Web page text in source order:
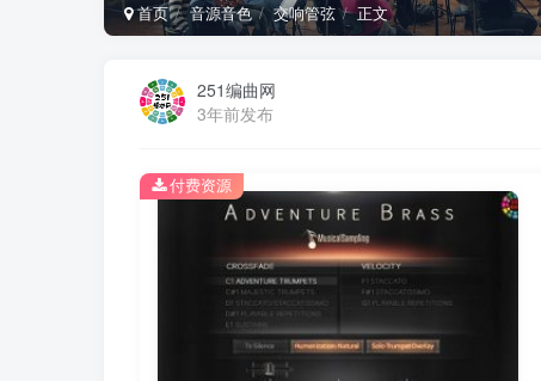
首页 音源音色 交响管弦 正文
251编曲网
3年前发布
付费资源